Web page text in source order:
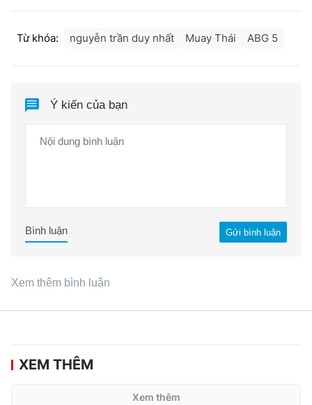
Từ khóa: nguyễn trần duy nhất Muay Thái ABG 5
Ý kiến của bạn
Gửi bình luận
Bình luận
Xem thêm bình luận
XEM THÊM
Xem thêm